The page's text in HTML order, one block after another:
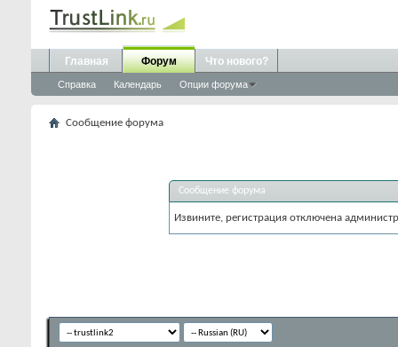
Главная Форум
Справка Календарь Опции форума
Что нового?
Сообщение форума
Сообщение форума
Извините, регистрация отключена